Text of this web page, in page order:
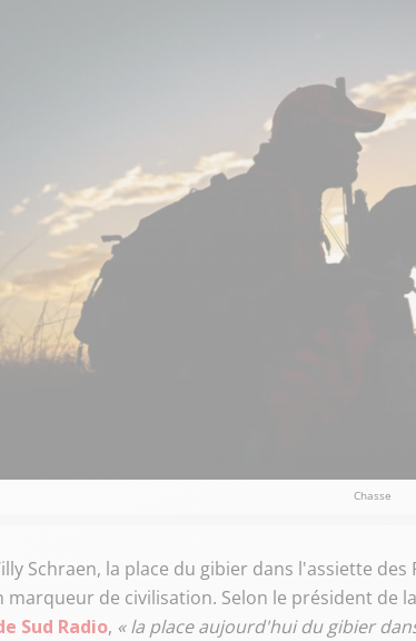
Chasse
Schraen, la place du gibier dans l'assiette
marqueur de civilisation. Selon le président de
Sud Radio, « la place aujourd'hui du gibier